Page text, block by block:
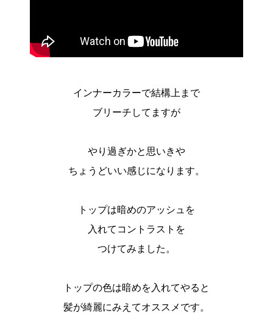
インナーカラーで結構上まで
ブリーチしてますが
やり過ぎかと思いきや
ちょうどいい感じになります。
トップは暗めのアッシュを
入れてコントラストを
つけてみました。
トップの色は暗めを入れてやると
髪が綺麗にみえてオススメです。